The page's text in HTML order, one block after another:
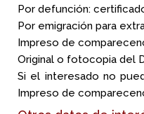
Por defunción:
Por emigración para
Impreso de
Original o fotocopia del
Si el interesado no
Impreso de